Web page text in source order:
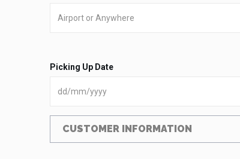
Picking Up Date
CUSTOMER INFORMATION